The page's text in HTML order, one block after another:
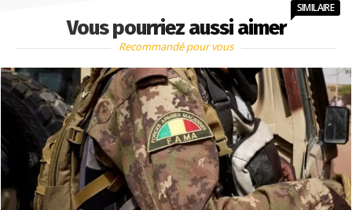
Vous pourriez aussi aimer
SIMILAIRE
Recommandé pour vous